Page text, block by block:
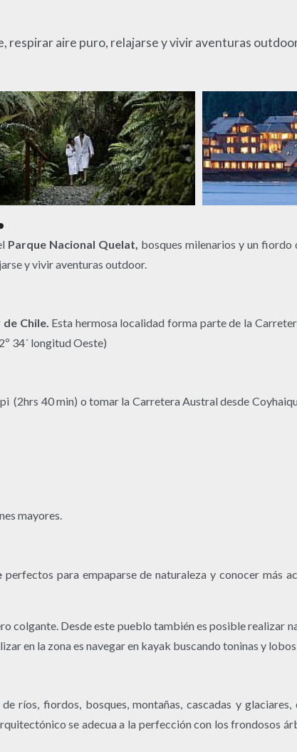
respirar aire puro, relajarse y vivir aventuras
Parque Nacional Quelat, bosques milenarios y un fiordo
y vivir aventuras outdoor.
Chile. Esta hermosa localidad forma parte de la
34´ longitud Oeste)
(2hrs 40 min) o tomar la Carretera Austral desde
mayores.
perfectos para empaparse de naturaleza y conocer más
colgante. Desde este pueblo también es posible realizar
en la zona es navegar en kayak buscando toninas y lobos
ríos, fiordos, bosques, montañas, cascadas y
se adecua a la perfección con los frondosos